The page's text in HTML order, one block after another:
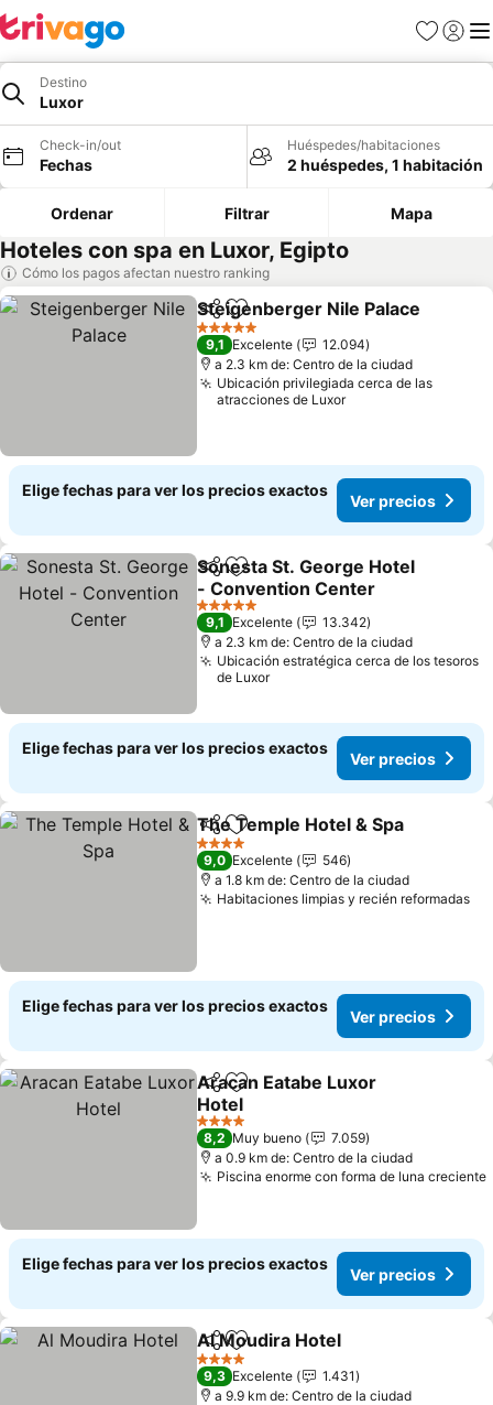
Favoritos
Iniciar
Destino
Luxor
Check-in/out
Fechas
Huéspedes/habitaciones
2 huéspedes, 1 habitación
Ordenar Filtrar Mapa
Hoteles con spa en Luxor, Egipto
Cómo los pagos afectan nuestro ranking
CompartirAgregar a favoritos
Steigenberger Nile Palace
5 Estrellas
9,1 Excelente
12.094
a 2.3 km de: Centro de la ciudad
Ubicación privilegiada cerca de las
atracciones de Luxor
Elige fechas para ver los precios exactos
Ver precios
CompartirAgregar a favoritos
Sonesta St. George Hotel
- Convention Center
Ver precios
5 Estrellas
9,1 Excelente
13.342
a 2.3 km de: Centro de la ciudad
Ubicación estratégica cerca de los tesoros
de Luxor
Elige fechas para ver los precios exactos
Ver precios
CompartirAgregar a favoritos
The Temple Hotel & Spa
4 Estrellas
9,0 Excelente
546
a 1.8 km de: Centro de la ciudad
Habitaciones limpias y recién reformadas
Elige fechas para ver los precios exactos
Ver precios
CompartirAgregar a favoritos
Aracan Eatabe Luxor
Hotel
Ver precios
4 Estrellas
8,2 Muy bueno
7.059
a 0.9 km de: Centro de la ciudad
Piscina enorme con forma de luna creciente
Elige fechas para ver los precios exactos
Ver precios
CompartirAgregar a favoritos
Al Moudira Hotel
4 Estrellas
9,3 Excelente
1.431
a 9.9 km de: Centro de la ciudad